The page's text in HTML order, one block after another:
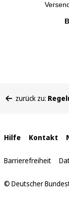
befinden
zurück zu:
Interne
Links
Hilfe Kontakt
Barrierefreiheit
© Deutscher